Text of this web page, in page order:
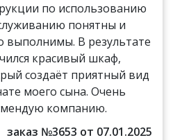
по использованию
понятны и
выполнимы. В результате
красивый шкаф,
создаёт приятный вид
моего сына. Очень
компанию.
заказ №3653 от 07.01.2025